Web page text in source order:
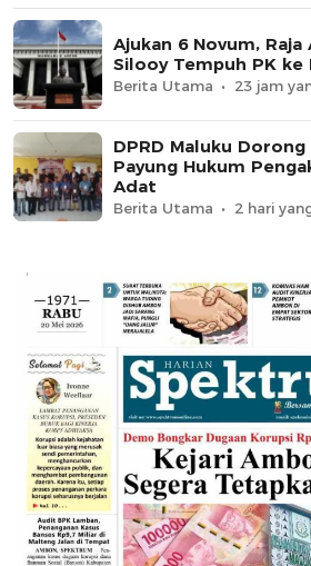
Ajukan 6 Novum, Raja
Silooy Tempuh PK ke
Berita Utama 23 jam
DPRD Maluku
Payung Hukum
Adat
Berita Utama 2 hari